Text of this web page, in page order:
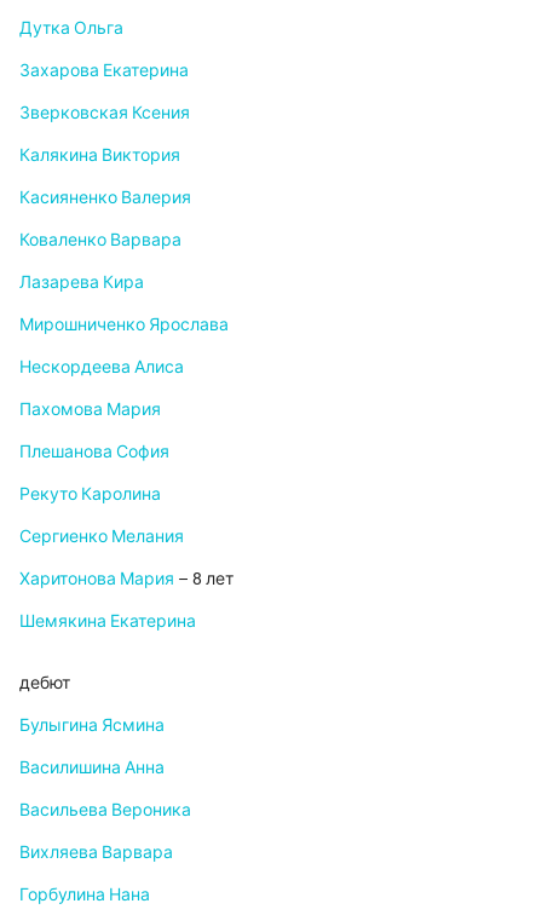
Дутка Ольга
Захарова Екатерина
Зверковская Ксения
Калякина Виктория
Касияненко Валерия
Коваленко Варвара
Лазарева Кира
Мирошниченко Ярослава
Нескордеева Алиса
Пахомова Мария
Плешанова София
Рекуто Каролина
Сергиенко Мелания
Харитонова Мария – 8 лет
Шемякина Екатерина
дебют
Булыгина Ясмина
Василишина Анна
Васильева Вероника
Вихляева Варвара
Горбулина Нана